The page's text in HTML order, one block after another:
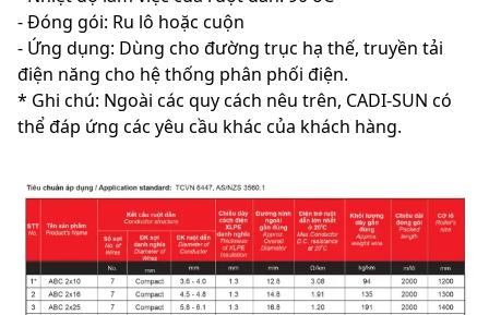
- Đóng gói: Ru lô hoặc cuộn
- Ứng dụng: Dùng cho đường trục hạ thế, truyền tải
điện năng cho hệ thống phân phối điện.
* Ghi chú: Ngoài các quy cách nêu trên, CADI-SUN có
thể đáp ứng các yêu cầu khác của khách hàng.